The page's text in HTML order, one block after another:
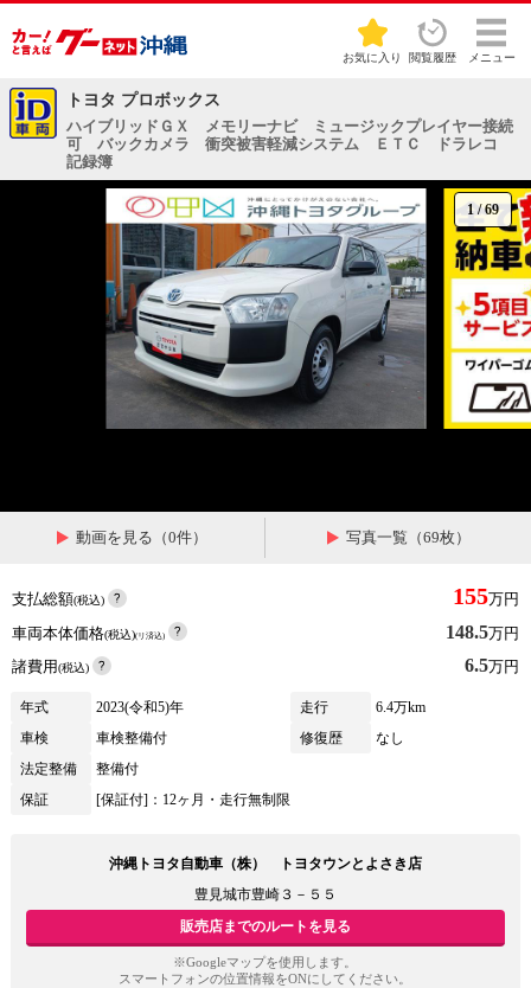
お気に入り 閲覧履歴 メニュー
トヨタ プロボックス
ハイブリッドＧＸ メモリーナビ ミュージックプレイヤー接続
可 バックカメラ 衝突被害軽減システム ＥＴＣ ドラレコ
記録簿
1 /69
動画を見る（0件） 写真一覧（69枚）
支払総額(税込) 155万円
車両本体価格(税込)(リ済込) 148.5万円
諸費用(税込) 6.5万円
年式 2023(令和5)年 走行
6.4万km
車検
車検整備付 修復歴
なし
法定整備
整備付
保証
[保証付]：12ヶ月・走行無制限
沖縄トヨタ自動車（株） トヨタウンとよさき店
豊見城市豊崎３－５５
販売店までのルートを見る
※Googleマップを使用します。
スマートフォンの位置情報をONにしてください。